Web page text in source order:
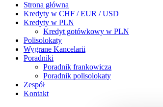
Strona główna
Kredyty w CHF / EUR / USD
Kredyty w PLN
Kredyt gotówkowy w PLN
Polisolokaty
Wygrane Kancelarii
Poradniki
Poradnik frankowicza
Poradnik polisolokaty
Zespół
Kontakt